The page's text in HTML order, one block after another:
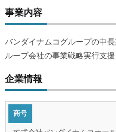
事業内容
バンダイナムコグループの中
ループ会社の事業戦略実行支
企業情報
商号